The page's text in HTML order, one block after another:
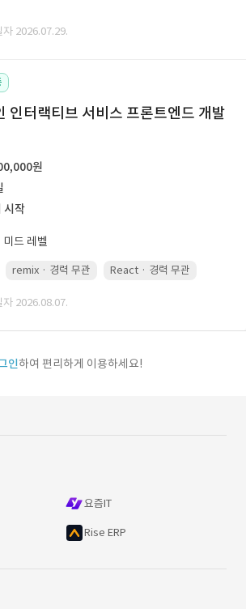
자 2026.07.29.
인터랙티브 서비스 프론트엔드 개발
원
시작
미드 레벨
remix · 경력 무관 React · 경력 무관
자 2026.08.07.
인하여 편리하게 이용하세요!
요즘IT
Rise ERP